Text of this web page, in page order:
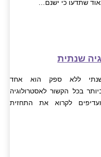
שתדעו כי ישנם…
שנתית
שנתי ללא ספק הוא אחד
בכל הקשור לאסטרולוגיה
לקרוא את התחזית